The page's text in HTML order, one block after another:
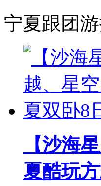
宁夏跟团
【沙海
夏酷玩